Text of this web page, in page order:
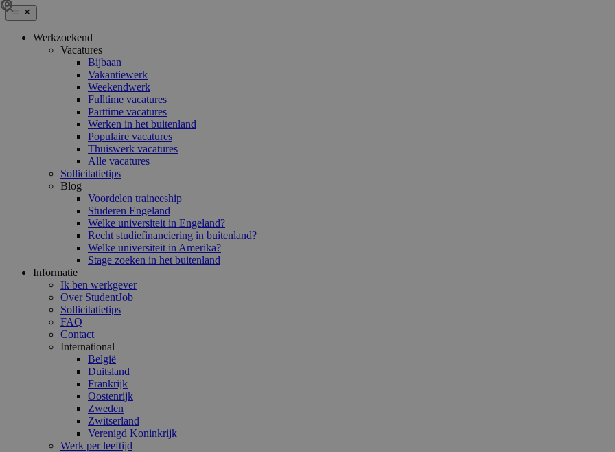
Werkzoekend
Vacatures
Bijbaan
Vakantiewerk
Weekendwerk
Fulltime vacatures
Parttime vacatures
Werken in het buitenland
Populaire vacatures
Thuiswerk vacatures
Alle vacatures
Sollicitatietips
Blog
Voordelen traineeship
Studeren Engeland
Welke universiteit in Engeland?
Recht studiefinanciering in buitenland?
Welke universiteit in Amerika?
Stage zoeken in het buitenland
Informatie
Ik ben werkgever
Over StudentJob
Sollicitatietips
FAQ
Contact
International
België
Duitsland
Frankrijk
Oostenrijk
Zweden
Zwitserland
Verenigd Koninkrijk
Werk per leeftijd